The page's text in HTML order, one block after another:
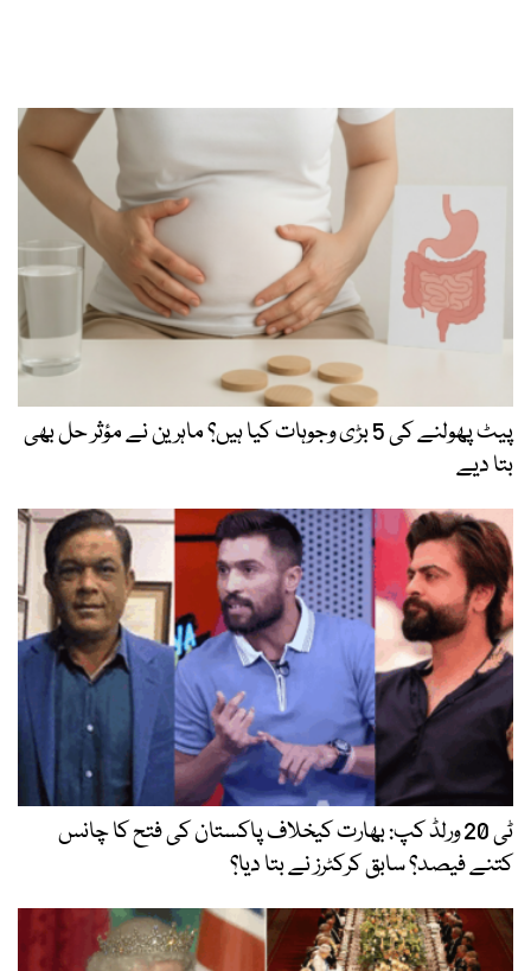
پیٹ پھولنے کی 5 بڑی وجوہات کیا ہیں؟ ماہرین نے مؤثر حل بھی
بتا دیے
ٹی 20 ورلڈ کپ: بھارت کیخلاف پاکستان کی فتح کا چانس
کتنے فیصد؟ سابق کرکٹرز نے بتا دیا؟